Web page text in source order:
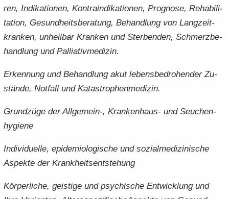
ren, In­di­ka­tio­nen, Kon­tra­in­di­ka­tio­nen, Pro­gno­se, Re­ha­bi­li­
ta­ti­on, Ge­sund­heits­be­ra­tung, Be­hand­lung von Lang­zeit­
kran­ken, un­heil­bar Kran­ken und Ster­ben­den, Schmerz­be­
hand­lung und Pal­lia­tiv­me­di­zin.
Er­ken­nung und Be­hand­lung akut le­bens­be­dro­hen­der Zu­
stän­de, Not­fall und Ka­ta­stro­phen­me­di­zin.
Grund­zü­ge der Allgemein-​, Krankenhaus-​ und Seu­chen­
hy­gie­ne
In­di­vi­du­el­le, epi­de­mio­lo­gi­sche und so­zi­al­me­di­zi­ni­sche
Aspek­te der Krank­heits­ent­ste­hung
Kör­per­li­che, geis­ti­ge und psy­chi­sche Ent­wick­lung und